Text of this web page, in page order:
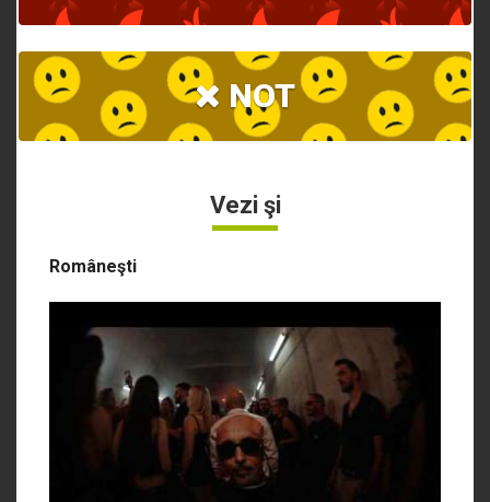
NOT
Vezi şi
Româneşti